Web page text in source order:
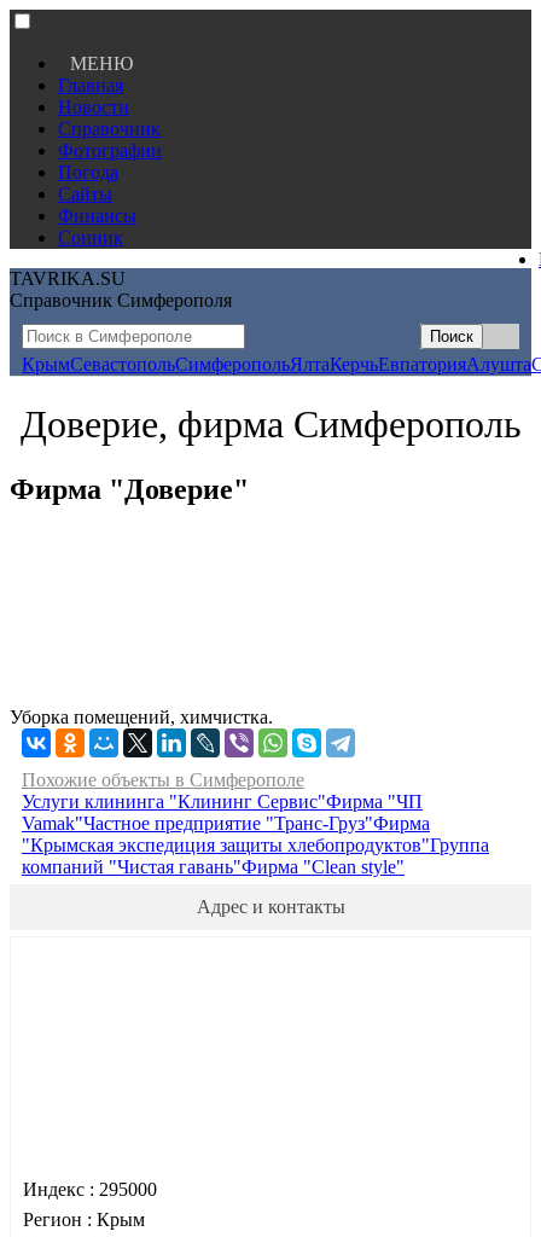
МЕНЮ
Главная
Новости
Справочник
Фотографии
Погода
Сайты
Финансы
Сонник
TAVRIKA.SU
Справочник Симферополя
КрымСевастопольСимферопольЯлтаКерчьЕвпаторияАлушта
Доверие, фирма Симферополь
Фирма "Доверие"
Уборка помещений, химчистка.
Похожие объекты в Симферополе
Услуги клининга "Клининг Сервис"Фирма "ЧП
Vamak"Частное предприятие "Транс-Груз"Фирма
"Крымская экспедиция защиты хлебопродуктов"Группа
компаний "Чистая гавань"Фирма "Clean style"
Адрес и контакты
Индекс : 295000
Регион : Крым